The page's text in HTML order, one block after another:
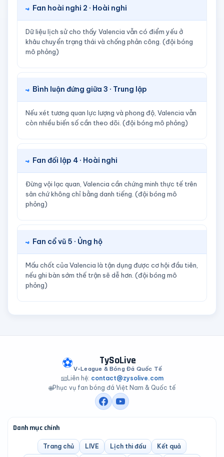
Fan hoài nghi 2 · Hoài nghi
Dữ liệu lịch sử cho thấy Valencia vẫn có điểm yếu ở
khâu chuyển trạng thái và chống phản công. (đội bóng
mô phỏng)
Bình luận đứng giữa 3 · Trung lập
Nếu xét tương quan lực lượng và phong độ, Valencia vẫn
còn nhiều biến số cần theo dõi. (đội bóng mô phỏng)
Fan đối lập 4 · Hoài nghi
Đừng vội lạc quan, Valencia cần chứng minh thực tế trên
sân chứ không chỉ bằng danh tiếng. (đội bóng mô
phỏng)
Fan cổ vũ 5 · Ủng hộ
Mấu chốt của Valencia là tận dụng được cơ hội đầu tiên,
nếu ghi bàn sớm thế trận sẽ dễ hơn. (đội bóng mô
phỏng)
⚽ TySoLive
V-League & Bóng Đá Quốc Tế
📧Liên hệ: contact@zysolive.com
🌐Phục vụ fan bóng đá Việt Nam & Quốc tế
Danh mục chính
Trang chủ LIVE Lịch thi đấu
Kết quả